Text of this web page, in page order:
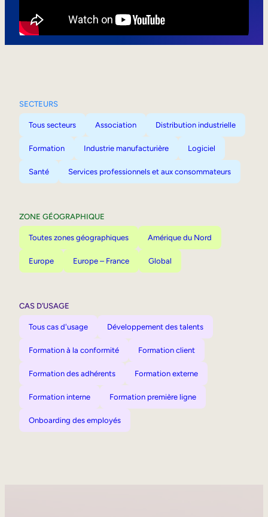
SECTEURS
Tous secteurs Association Distribution industrielle
Formation Industrie manufacturière Logiciel
Santé Services professionnels et aux consommateurs
ZONE GÉOGRAPHIQUE
Toutes zones géographiques Amérique du Nord
Europe Europe – France Global
CAS D’USAGE
Tous cas d'usage Développement des talents
Formation à la conformité Formation client
Formation des adhérents Formation externe
Formation interne Formation première ligne
Onboarding des employés